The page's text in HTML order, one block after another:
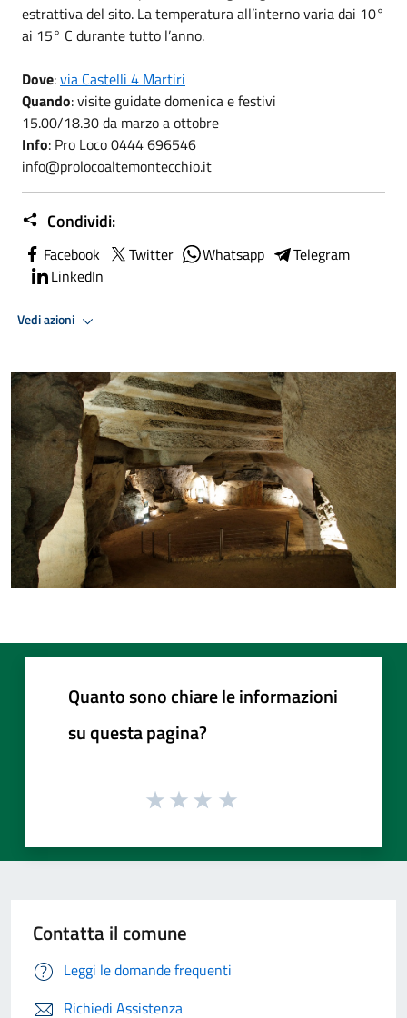
estrattiva del sito. La temperatura all’interno varia dai 10°
ai 15° C durante tutto l’anno.
Dove:via Castelli 4 Martiri
Quando: visite guidate domenica e festivi
15.00/18.30 da marzo a ottobre
Info: Pro Loco 0444 696546
info@prolocoaltemontecchio.it
Condividi:
Facebook Twitter Whatsapp
Telegram
LinkedIn
Vedi azioni
Quanto sono chiare le informazioni
su questa pagina?
Contatta il comune
Leggi le domande frequenti
Richiedi Assistenza